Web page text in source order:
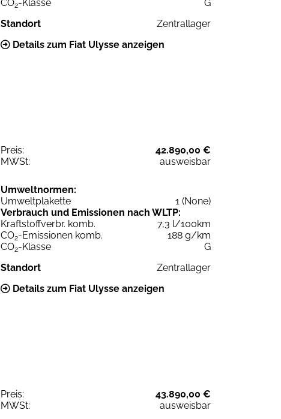
CO2-Klasse
G
Standort
Zentrallager
Details zum Fiat Ulysse anzeigen
Preis:
42.890,00 €
MWSt:
ausweisbar
Umweltnormen:
Umweltplakette
1 (None)
Verbrauch und Emissionen nach WLTP:
Kraftstoffverbr. komb.
7,3 l/100km
CO2-Emissionen komb.
188 g/km
CO2-Klasse
G
Standort
Zentrallager
Details zum Fiat Ulysse anzeigen
Preis:
43.890,00 €
MWSt:
ausweisbar